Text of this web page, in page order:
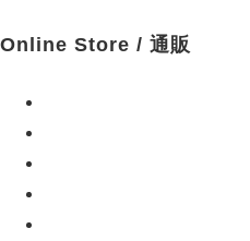
Online Store / 通販